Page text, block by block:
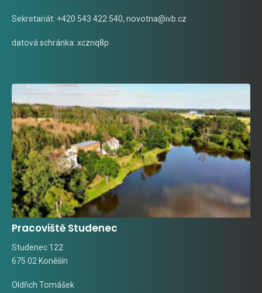
Sekretariát: +420 543 422 540, novotna@ivb.cz
datová schránka: xcznq8p
Pracoviště Studenec
Studenec 122
675 02 Koněšín
Oldřich Tomášek